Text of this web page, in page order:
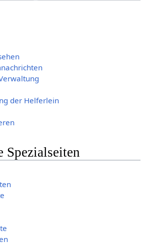
der Helferlein
Spezialseiten